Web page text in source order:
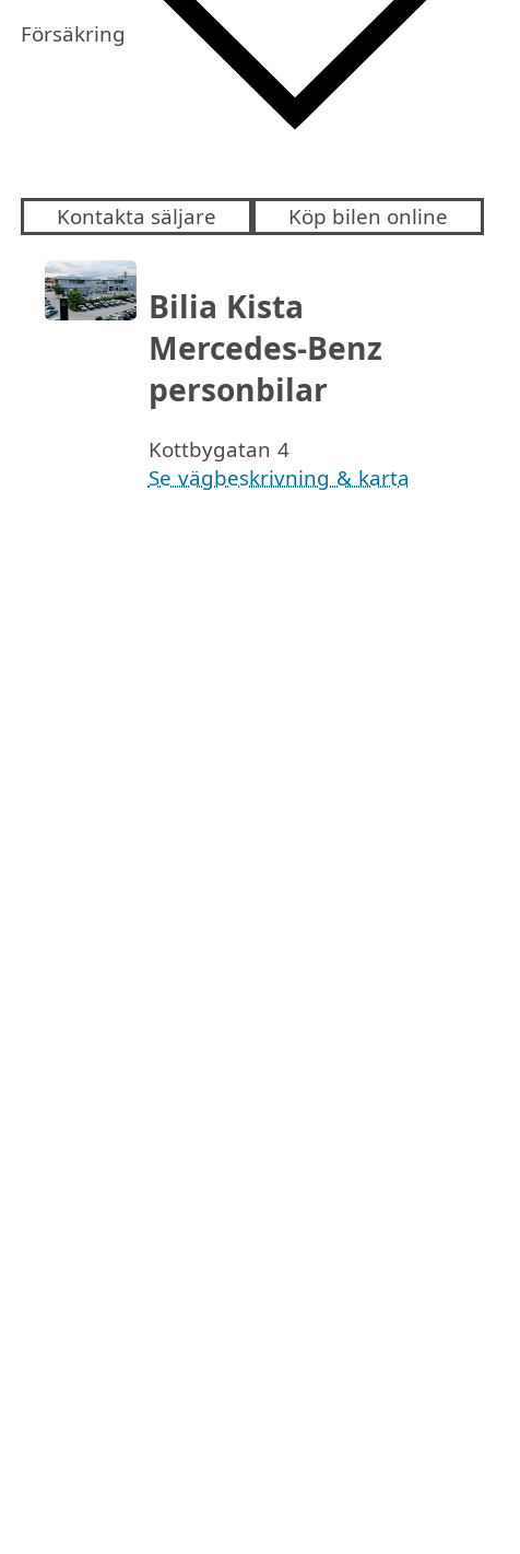
Försäkring
Kontakta säljare Köp bilen online
Bilia Kista
Mercedes-Benz
personbilar
Kottbygatan 4
Se vägbeskrivning & karta